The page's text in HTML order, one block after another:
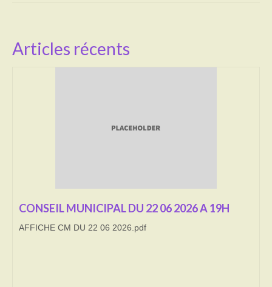
Heures d’ouverture
L’école
Environnement
Articles récents
CONSEIL MUNICIPAL DU 22 06 2026 A 19H
AFFICHE CM DU 22 06 2026.pdf